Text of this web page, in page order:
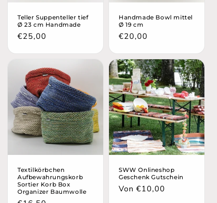
Teller Suppenteller tief
Ø 23 cm Handmade
Normaler
€25,00
Handmade Bowl mittel
Ø 19 cm
Normaler
€20,00
Textilkörbchen
Aufbewahrungskorb
Sortier Korb Box
Organizer Baumwolle
SWW Onlineshop
Geschenk Gutschein
Normaler
Von €10,00